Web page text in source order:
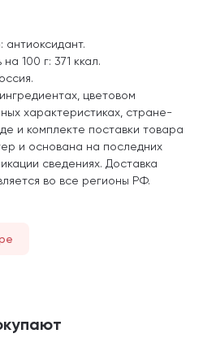
антиоксидант.
100 г: 371 ккал.
цветовом
характеристиках, стране-
и комплекте поставки товара
и основана на последних
сведениях. Доставка
во все регионы РФ.